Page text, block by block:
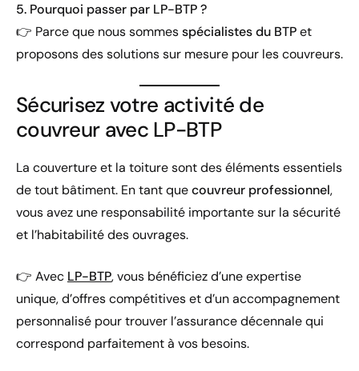
5. Pourquoi passer par LP-BTP ?
👉 Parce que nous sommesspécialistes du BTPet
proposons des solutions sur mesure pour les couvreurs.
Sécurisez votre activité de
couvreur avec LP-BTP
La couverture et la toiture sont des éléments essentiels
de tout bâtiment. En tant quecouvreur professionnel,
vous avez une responsabilité importante sur la sécurité
et l’habitabilité des ouvrages.
👉 Avec LP-BTP, vous bénéficiez d’une expertise
unique, d’offres compétitives et d’un accompagnement
personnalisé pour trouver l’assurance décennale qui
correspond parfaitement à vos besoins.